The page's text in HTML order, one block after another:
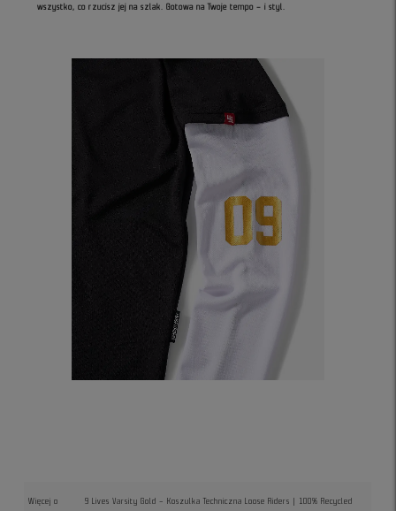
wszystko, co rzucisz jej na szlak. Gotowa na Twoje tempo – i styl.
Więcej o
9 Lives Varsity Gold – Koszulka Techniczna Loose Riders | 100% Recycled